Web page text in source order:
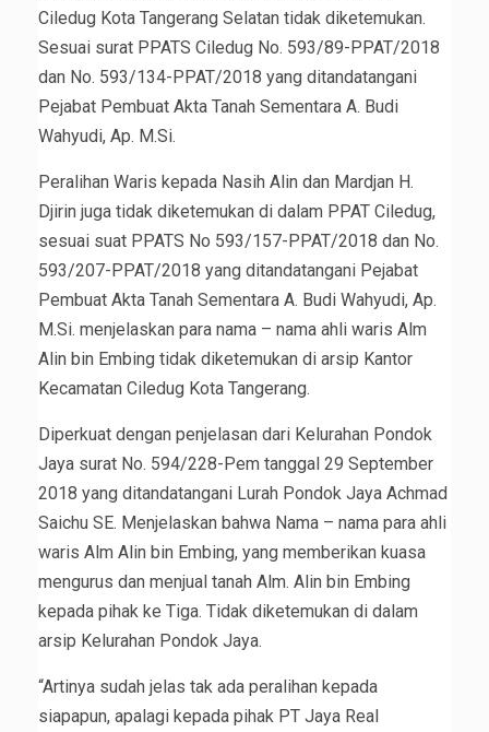
Ciledug Kota Tangerang Selatan tidak diketemukan.
Sesuai surat PPATS Ciledug No. 593/89-PPAT/2018
dan No. 593/134-PPAT/2018 yang ditandatangani
Pejabat Pembuat Akta Tanah Sementara A. Budi
Wahyudi, Ap. M.Si.
Peralihan Waris kepada Nasih Alin dan Mardjan H.
Djirin juga tidak diketemukan di dalam PPAT Ciledug,
sesuai suat PPATS No 593/157-PPAT/2018 dan No.
593/207-PPAT/2018 yang ditandatangani Pejabat
Pembuat Akta Tanah Sementara A. Budi Wahyudi, Ap.
M.Si. menjelaskan para nama – nama ahli waris Alm
Alin bin Embing tidak diketemukan di arsip Kantor
Kecamatan Ciledug Kota Tangerang.
Diperkuat dengan penjelasan dari Kelurahan Pondok
Jaya surat No. 594/228-Pem tanggal 29 September
2018 yang ditandatangani Lurah Pondok Jaya Achmad
Saichu SE. Menjelaskan bahwa Nama – nama para ahli
waris Alm Alin bin Embing, yang memberikan kuasa
mengurus dan menjual tanah Alm. Alin bin Embing
kepada pihak ke Tiga. Tidak diketemukan di dalam
arsip Kelurahan Pondok Jaya.
“Artinya sudah jelas tak ada peralihan kepada
siapapun, apalagi kepada pihak PT Jaya Real